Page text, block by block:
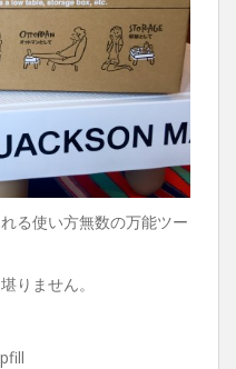
る使い方無数の万能ツー
りません。